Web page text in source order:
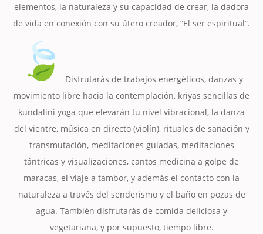
elementos, la naturaleza y su capacidad de crear, la dadora
de vida en conexión con su útero creador, “El ser espiritual”.
Disfrutarás de trabajos energéticos, danzas y
movimiento libre hacia la contemplación, kriyas sencillas de
kundalini yoga que elevarán tu nivel vibracional, la danza
del vientre, música en directo (violín), rituales de sanación y
transmutación, meditaciones guiadas, meditaciones
tántricas y visualizaciones, cantos medicina a golpe de
maracas, el viaje a tambor, y además el contacto con la
naturaleza a través del senderismo y el baño en pozas de
agua. También disfrutarás de comida deliciosa y
vegetariana, y por supuesto, tiempo libre.